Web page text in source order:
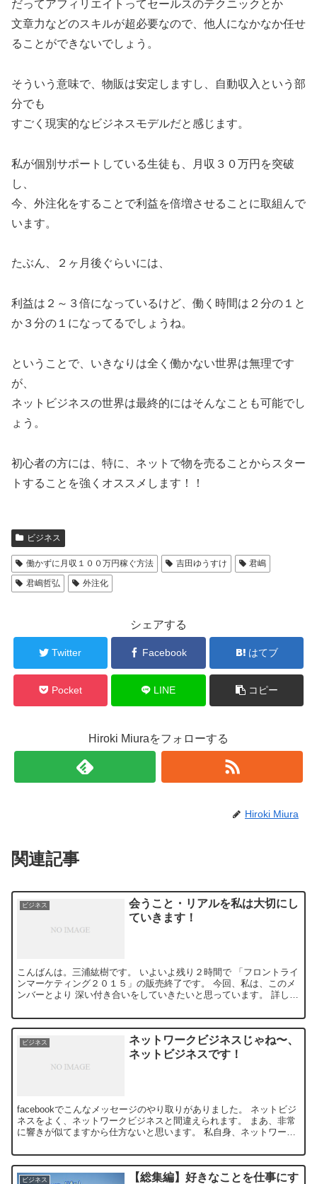
だってアフィリエイトってセールスのテクニックとか
文章力などのスキルが超必要なので、他人になかなか任せ
ることができないでしょう。
そういう意味で、物販は安定しますし、自動収入という部
分でも
すごく現実的なビジネスモデルだと感じます。
私が個別サポートしている生徒も、月収３０万円を突破
し、
今、外注化をすることで利益を倍増させることに取組んで
います。
たぶん、２ヶ月後ぐらいには、
利益は２～３倍になっているけど、働く時間は２分の１と
か３分の１になってるでしょうね。
ということで、いきなりは全く働かない世界は無理です
が、
ネットビジネスの世界は最終的にはそんなことも可能でし
ょう。
初心者の方には、特に、ネットで物を売ることからスター
トすることを強くオススメします！！
ビジネス
働かずに月収１００万円稼ぐ方法 吉田ゆうすけ
君嶋
君嶋哲弘
外注化
シェアする
Twitter Facebook はてブ
Pocket LINE コピー
Hiroki Miuraをフォローする
Hiroki Miura
関連記事
ビジネス
会うこと・リアルを私は大切にし
ていきます！
こんばんは。三浦紘樹です。 いよいよ残り２時間で 「フロントライ
ンマーケティング２０１５」の販売終了です。 今回、私は、このメ
ンバーとより 深い付き合いをしていきたいと思っています。 詳しく
ビジネス
ネットワークビジネスじゃね〜、
ネットビジネスです！
facebookでこんなメッセージのやり取りがありました。 ネットビジ
ネスをよく、ネットワークビジネスと間違えられます。 まあ、非常
に響きが似てますから仕方ないと思います。 私自身、ネットワーク
ビジネス
【総集編】好きなことを仕事にす